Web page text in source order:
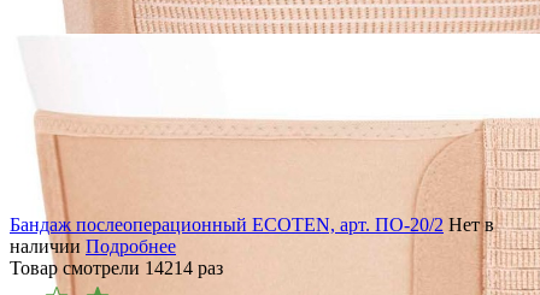
Бандаж послеоперационный ECOTEN, арт. ПО-20/2 Нет в
наличии Подробнее
Товар смотрели 14214 раз